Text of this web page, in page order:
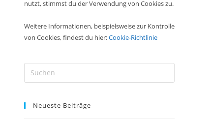
nutzt, stimmst du der Verwendung von Cookies zu.
Weitere Informationen, beispielsweise zur Kontrolle
von Cookies, findest du hier:Cookie-Richtlinie
Escape
Neueste Beiträge